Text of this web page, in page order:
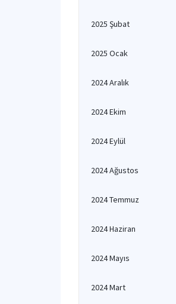
2025 Şubat
2025 Ocak
2024 Aralık
2024 Ekim
2024 Eylül
2024 Ağustos
2024 Temmuz
2024 Haziran
2024 Mayıs
2024 Mart